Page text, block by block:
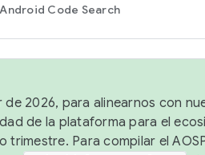
Android Code Search
de 2026, para alinearnos con
de la plataforma para el
trimestre. Para compilar el